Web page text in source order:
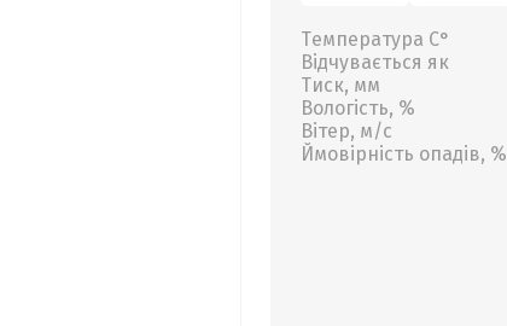
Температура С°
Відчувається як
Тиск, мм
Вологість, %
Вітер, м/с
Ймовірність опадів, %